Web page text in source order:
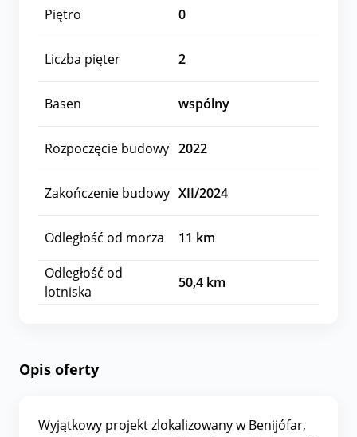
Piętro 0
Liczba pięter 2
Basen wspólny
Rozpoczęcie budowy 2022
Zakończenie budowy XII/2024
Odległość od morza 11 km
Odległość od
lotniska
50,4 km
Opis oferty
Wyjątkowy projekt zlokalizowany w Benijófar,